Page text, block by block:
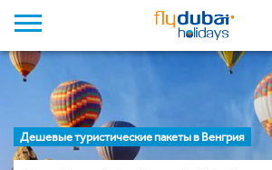
Дешевые туристические пакеты в Венгрия